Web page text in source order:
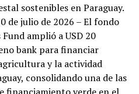
sostenibles en Paraguay.
de julio de 2026 – El fondo
amplió a USD 20
bank para financiar
y la actividad
consolidando una de las